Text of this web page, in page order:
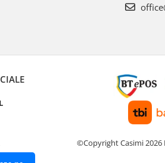
©Copyright Casimi 2026